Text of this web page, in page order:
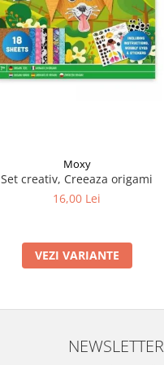
Moxy
Set creativ, Creeaza origami
16,00 Lei
VEZI VARIANTE
NEWSLETTER